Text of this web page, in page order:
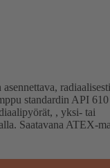
standardin API
, yksi- tai
Saatavana ATEX-